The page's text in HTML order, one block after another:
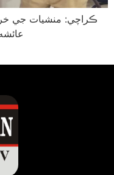
ڪراچي: منشيات جي